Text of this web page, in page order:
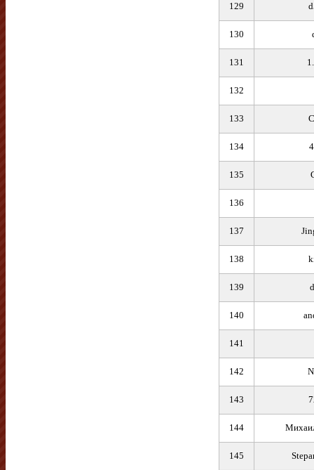
129
130
131
132
133
134
135
136
137
138
139
140
141
142
143
144
145